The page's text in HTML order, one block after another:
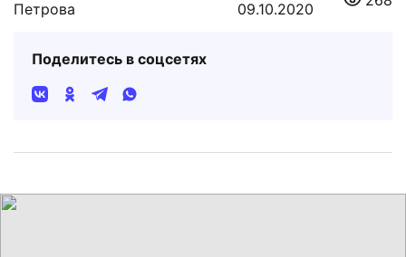
Петрова
09.10.2020
Поделитесь в соцсетях